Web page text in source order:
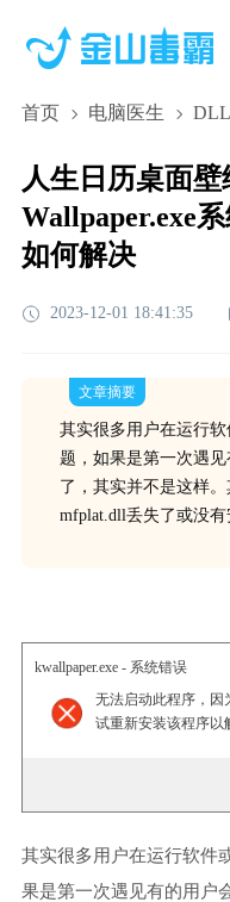
首页 电脑医生
人生日历桌面
Wallpaper.exe
如何解决
2023-12-01 18:41:35
文章摘要
其实很多用户在运行
题，如果是第一次遇
了，其实并不是这样
mfplat.dll丢失了或没有
kwallpaper.exe - 系统错误
无法启动此程序，因
试重新安装该程序以
其实很多用户在运行软件
果是第一次遇见有的用户